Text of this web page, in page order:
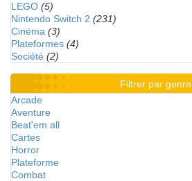
LEGO (5)
Nintendo Switch 2 (231)
Cinéma (3)
Plateformes (4)
Société (2)
Filtrer par genre
Arcade
Aventure
Beat'em all
Cartes
Horror
Plateforme
Combat